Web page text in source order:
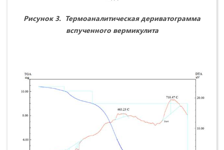
Рисунок 3. Термоаналитическая дериватограмма
вспученного вермикулита